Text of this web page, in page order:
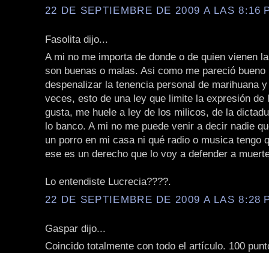
22 DE SEPTIEMBRE DE 2009 A LAS 8:16
Fasolita dijo...
A mi no me importa de donde o de quien vienen
son buenas o malas. Asi como me pareció bueno
despenalizar la tenencia personal de marihuana
veces, esto de una ley que limite la expresión de
gusta, me huele a ley de los milicos, de la
lo banco. A mi no me puede venir a decir nadie
un porro en mi casa ni qué radio o musica tengo
ese es un derecho que lo voy a defender a
Lo entendiste Lucrecia????.
22 DE SEPTIEMBRE DE 2009 A LAS 8:28
Gaspar dijo...
Coincido totalmente con todo el artículo. 100